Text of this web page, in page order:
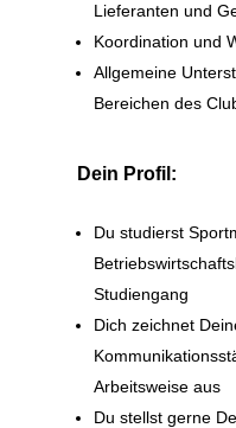
Lieferanten und
Koordination und
Allgemeine
Bereichen des
Dein Profil:
Du studierst
Studiengang
Dich zeichnet
Arbeitsweise aus
Du stellst gerne